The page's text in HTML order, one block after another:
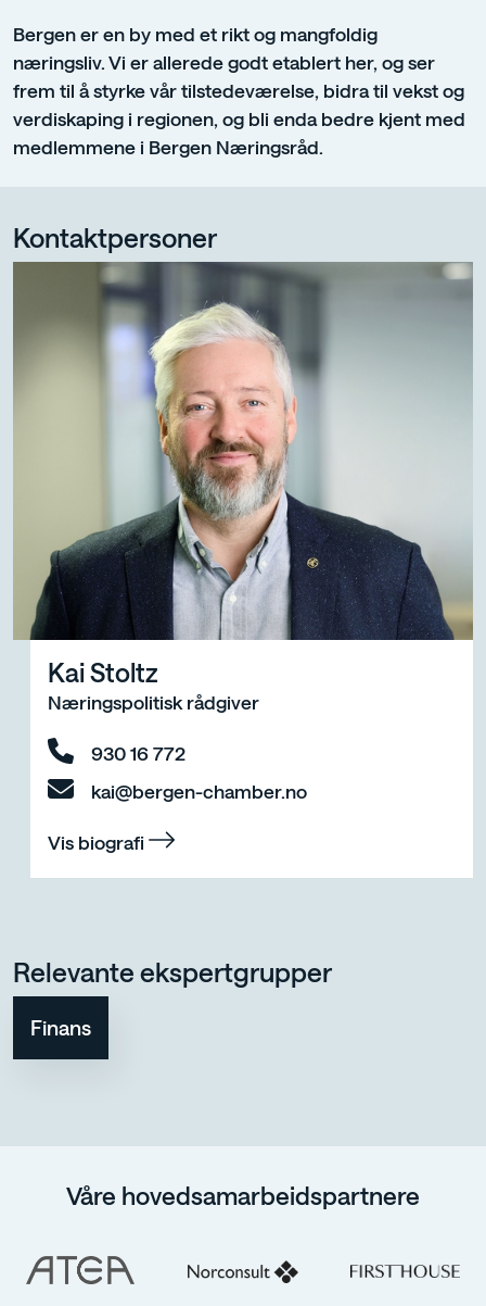
Bergen er en by med et rikt og mangfoldig
næringsliv. Vi er allerede godt etablert her, og ser
frem til å styrke vår tilstedeværelse, bidra til vekst og
verdiskaping i regionen, og bli enda bedre kjent med
medlemmene i Bergen Næringsråd.
Kontaktpersoner
Kai Stoltz
Næringspolitisk rådgiver
930 16 772
kai@bergen-chamber.no
Vis biografi
Relevante ekspertgrupper
Finans
Våre hovedsamarbeidspartnere